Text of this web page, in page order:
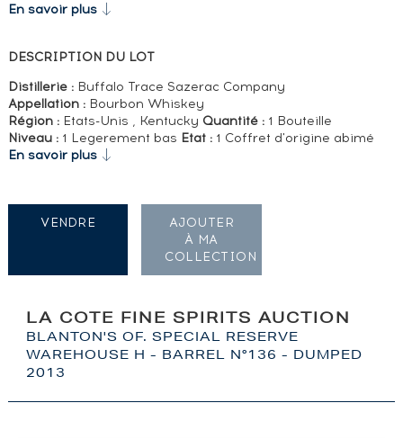
En savoir plus
DESCRIPTION DU LOT
Distillerie :Buffalo Trace Sazerac Company
Appellation :Bourbon Whiskey
Région : Etats-Unis , Kentucky Quantité :1 Bouteille
Niveau :1 Legerement bas Etat :1 Coffret d'origine abimé
En savoir plus
LA COTE FINE SPIRITS AUCTION
BLANTON'S OF. SPECIAL RESERVE
WAREHOUSE H - BARREL N°136 - DUMPED
2013
VENDRE
AJOUTER
À MA
COLLECTION